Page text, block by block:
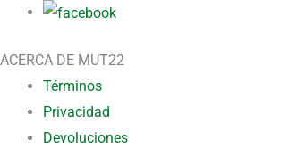
ACERCA DE MUT22
Términos
Privacidad
Devoluciones